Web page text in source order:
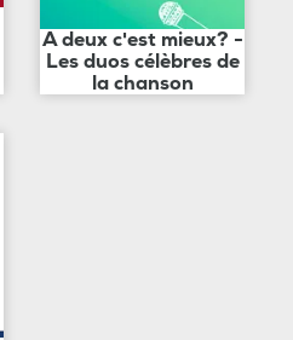
A deux c'est mieux? -
Les duos célèbres de
la chanson